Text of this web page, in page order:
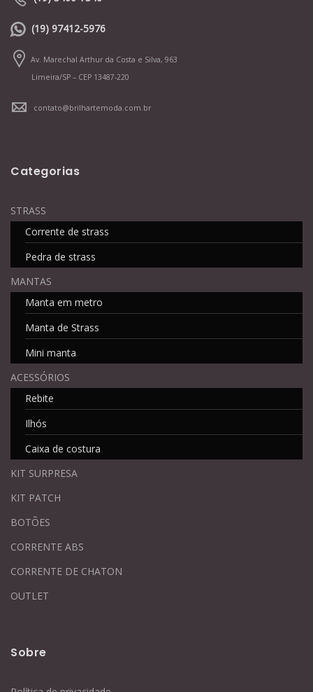
(19) 97412-5976
Av. Marechal Arthur da Costa e Silva, 963
Limeira/SP – CEP 13487-220
contato@brilhartemoda.com.br
Categorias
STRASS
Corrente de strass
Pedra de strass
MANTAS
Manta em metro
Manta de Strass
Mini manta
ACESSÓRIOS
Rebite
Ilhós
Caixa de costura
KIT SURPRESA
KIT PATCH
BOTÕES
CORRENTE ABS
CORRENTE DE CHATON
OUTLET
Sobre